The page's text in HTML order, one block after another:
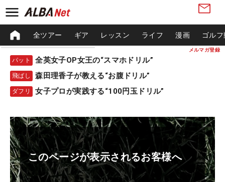
メルマガ登録
全ツアー ギア レッスン ライフ 漫画 ゴル
パット 全英女子OP女王の“スマホドリル”
飛ばし 森田理香子が教える“お腹ドリル”
ダフリ 女子プロが実践する“100円玉ドリル”
このページが表示されるお客様へ